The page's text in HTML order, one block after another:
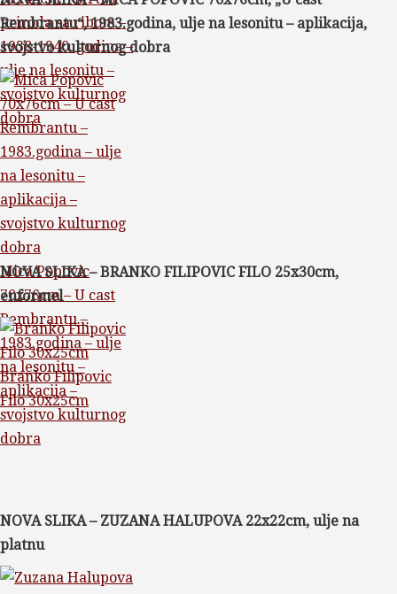
priroda sa ribom –
1938-1940. godina –
ulje na lesonitu –
svojstvo kulturnog
dobra
Rembrantu“, 1983.godina, ulje na lesonitu – aplikacija,
svojstvo kulturnog dobra
Mica Popovic
70x76cm – U cast
Rembrantu –
1983.godina – ulje
na lesonitu –
aplikacija –
svojstvo kulturnog
dobra
NOVA SLIKA – BRANKO FILIPOVIC FILO 25x30cm,
enformel
Branko Filipovic
Filo 30x25cm
NOVA SLIKA – ZUZANA HALUPOVA 22x22cm, ulje na
platnu